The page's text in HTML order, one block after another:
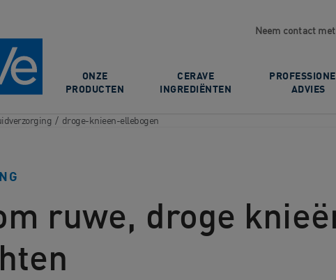
Neem contact
ONZE
PRODUCTEN
CERAVE
INGREDIËNTEN
ADVIES
/ droge-knieen-ellebogen
ruwe, droge